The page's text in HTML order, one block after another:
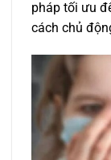
pháp tối ưu
cách chủ